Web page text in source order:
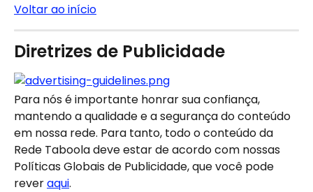
Voltar ao início
Diretrizes de Publicidade
Para nós é importante honrar sua confiança,
mantendo a qualidade e a segurança do conteúdo
em nossa rede. Para tanto, todo o conteúdo da
Rede Taboola deve estar de acordo com nossas
Políticas Globais de Publicidade, que você pode
rever aqui.